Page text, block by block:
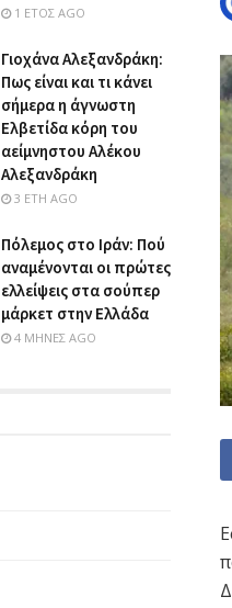
1 ΈΤΟΣ AGO
Γιοχάνα Αλεξανδράκη:
Πως είναι και τι κάνει
σήμερα η άγνωστη
Ελβετίδα κόρη του
αείμνηστου Αλέκου
Αλεξανδράκη
3 ΈΤΗ AGO
Πόλεμος στο Ιράν: Πού
αναμένονται οι πρώτες
ελλείψεις στα σούπερ
μάρκετ στην Ελλάδα
4 ΜΉΝΕΣ AGO